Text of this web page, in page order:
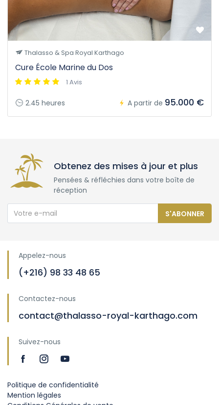
Thalasso & Spa Royal Karthago
Cure École Marine du Dos
1 Avis
2.45 heures A partir de 95.000 €
Obtenez des mises à jour et plus
Pensées & réfléchies dans votre boîte de
réception
S'ABONNER
Appelez-nous
(+216) 98 33 48 65
Contactez-nous
contact@thalasso-royal-karthago.com
Suivez-nous
Politique de confidentialité
Mention légales